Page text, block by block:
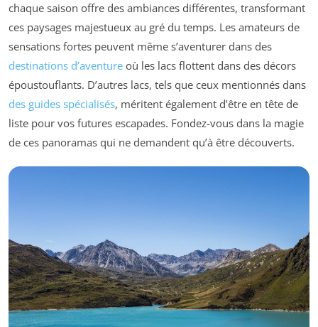
chaque saison offre des ambiances différentes, transformant
ces paysages majestueux au gré du temps. Les amateurs de
sensations fortes peuvent même s’aventurer dans des
destinations d’aventure où les lacs flottent dans des décors
époustouflants. D’autres lacs, tels que ceux mentionnés dans
des guides spécialisés, méritent également d’être en tête de
liste pour vos futures escapades. Fondez-vous dans la magie
de ces panoramas qui ne demandent qu’à être découverts.